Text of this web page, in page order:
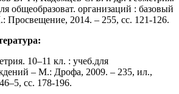
общеобразоват. организаций : базовый
Просвещение, 2014. – 255, сс. 121-126.
10–11 кл. : учеб.для
– М.: Дрофа, 2009. – 235, ил.,
сс. 178-196.